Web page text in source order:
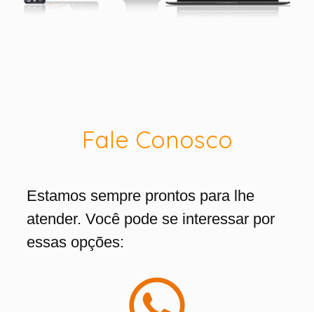
Fale Conosco
Estamos sempre prontos para lhe
atender. Você pode se interessar por
essas opções: